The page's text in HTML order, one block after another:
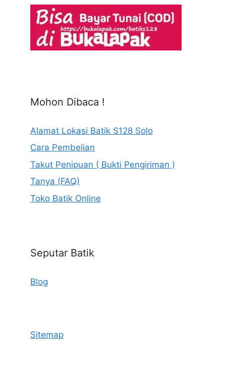
Mohon Dibaca !
Alamat Lokasi Batik S128 Solo
Cara Pembelian
Takut Penipuan ( Bukti Pengiriman )
Tanya (FAQ)
Toko Batik Online
Seputar Batik
Blog
Sitemap